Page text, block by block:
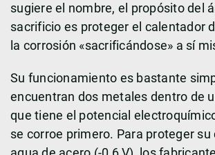
sugiere el nombre, el propósito del
sacrificio es proteger el calentador
la corrosión «sacrificándose» a sí
Su funcionamiento es bastante
encuentran dos metales dentro de
que tiene el potencial
se corroe primero. Para proteger su